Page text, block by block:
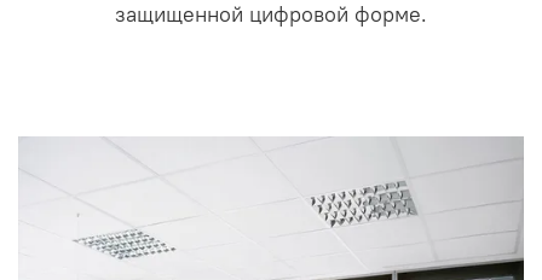
защищенной цифровой форме.